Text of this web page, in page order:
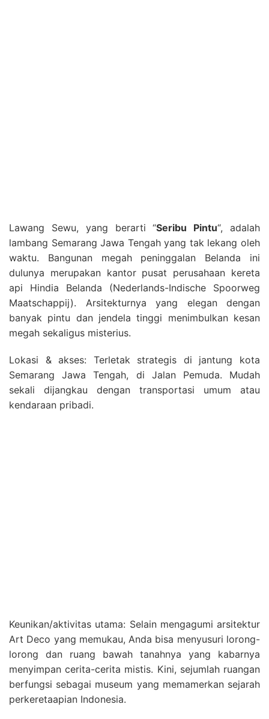
Lawang Sewu, yang berarti “Seribu Pintu“, adalah
lambang Semarang Jawa Tengah yang tak lekang oleh
waktu. Bangunan megah peninggalan Belanda ini
dulunya merupakan kantor pusat perusahaan kereta
api Hindia Belanda (Nederlands-Indische Spoorweg
Maatschappij). Arsitekturnya yang elegan dengan
banyak pintu dan jendela tinggi menimbulkan kesan
megah sekaligus misterius.
Lokasi & akses: Terletak strategis di jantung kota
Semarang Jawa Tengah, di Jalan Pemuda. Mudah
sekali dijangkau dengan transportasi umum atau
kendaraan pribadi.
Keunikan/aktivitas utama: Selain mengagumi arsitektur
Art Deco yang memukau, Anda bisa menyusuri lorong-
lorong dan ruang bawah tanahnya yang kabarnya
menyimpan cerita-cerita mistis. Kini, sejumlah ruangan
berfungsi sebagai museum yang memamerkan sejarah
perkeretaapian Indonesia.